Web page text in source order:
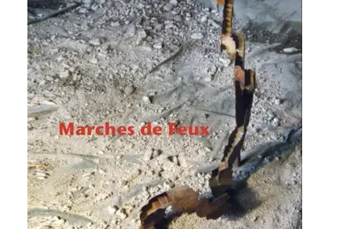
Guillaume Couffignal – Marches de feux